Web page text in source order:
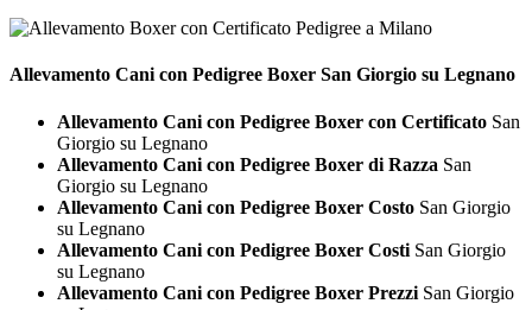
Allevamento Cani con Pedigree Boxer San Giorgio su Legnano
Allevamento Cani con Pedigree Boxer con Certificato San
Giorgio su Legnano
Allevamento Cani con Pedigree Boxer di Razza San
Giorgio su Legnano
Allevamento Cani con Pedigree Boxer Costo San Giorgio
su Legnano
Allevamento Cani con Pedigree Boxer Costi San Giorgio
su Legnano
Allevamento Cani con Pedigree Boxer Prezzi San Giorgio